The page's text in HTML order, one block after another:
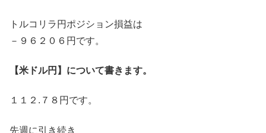
トルコリラ円ポジション損益は
－９６２０６円です。
【米ドル円】について書きます。
１１２.７８円です。
先週に引き続き